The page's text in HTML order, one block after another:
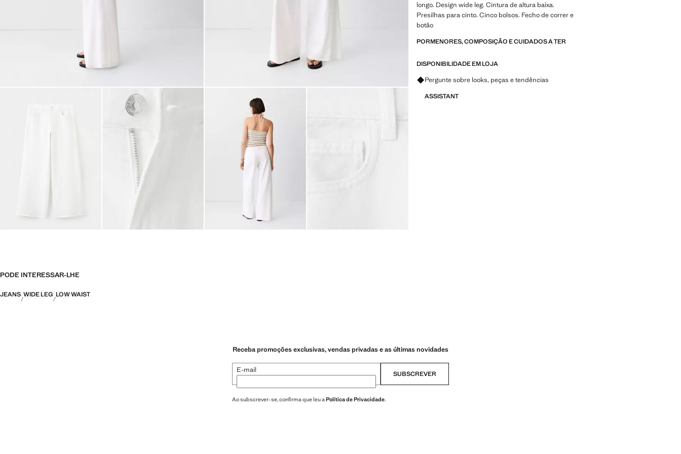
longo. Design wide leg. Cintura de altura baixa.
Presilhas para cinto. Cinco bolsos. Fecho de correr e
botão
PORMENORES, COMPOSIÇÃO E CUIDADOS A TER
DISPONIBILIDADE EM LOJA
Pergunte sobre looks, peças e tendências
ASSISTANT
PODE INTERESSAR-LHE
JEANS WIDE LEG LOW WAIST
Receba promoções exclusivas, vendas privadas e as últimas novidades
E-mail SUBSCREVER
Ao subscrever-se, confirma que leu aPolítica de Privacidade.